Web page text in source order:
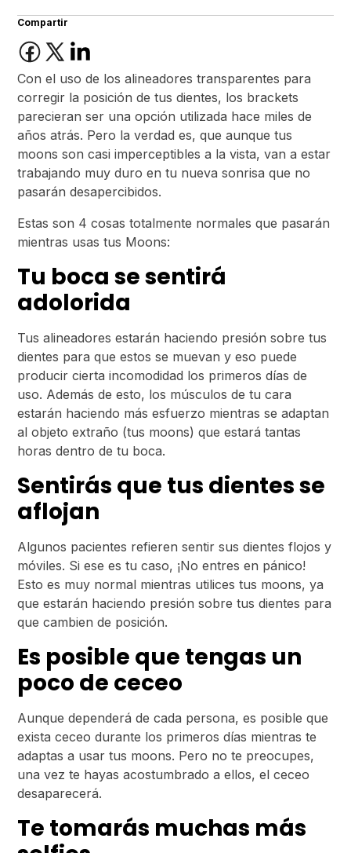
Compartir
Con el uso de los alineadores transparentes para
corregir la posición de tus dientes, los brackets
parecieran ser una opción utilizada hace miles de
años atrás. Pero la verdad es, que aunque tus
moons son casi imperceptibles a la vista, van a estar
trabajando muy duro en tu nueva sonrisa que no
pasarán desapercibidos.
Estas son 4 cosas totalmente normales que pasarán
mientras usas tus Moons:
Tu boca se sentirá
adolorida
Tus alineadores estarán haciendo presión sobre tus
dientes para que estos se muevan y eso puede
producir cierta incomodidad los primeros días de
uso. Además de esto, los músculos de tu cara
estarán haciendo más esfuerzo mientras se adaptan
al objeto extraño (tus moons) que estará tantas
horas dentro de tu boca.
Sentirás que tus dientes se
aflojan
Algunos pacientes refieren sentir sus dientes flojos y
móviles. Si ese es tu caso, ¡No entres en pánico!
Esto es muy normal mientras utilices tus moons, ya
que estarán haciendo presión sobre tus dientes para
que cambien de posición.
Es posible que tengas un
poco de ceceo
Aunque dependerá de cada persona, es posible que
exista ceceo durante los primeros días mientras te
adaptas a usar tus moons. Pero no te preocupes,
una vez te hayas acostumbrado a ellos, el ceceo
desaparecerá.
Te tomarás muchas más